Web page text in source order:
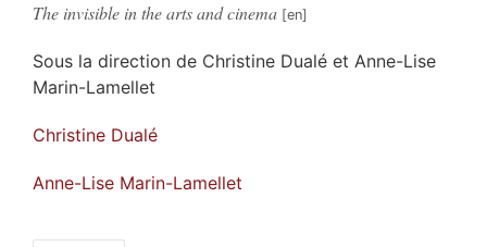
The invisible in the arts and cinema
Sous la direction de Christine Dualé et Anne-Lise
Marin-Lamellet
Christine Dualé
Anne-Lise Marin-Lamellet